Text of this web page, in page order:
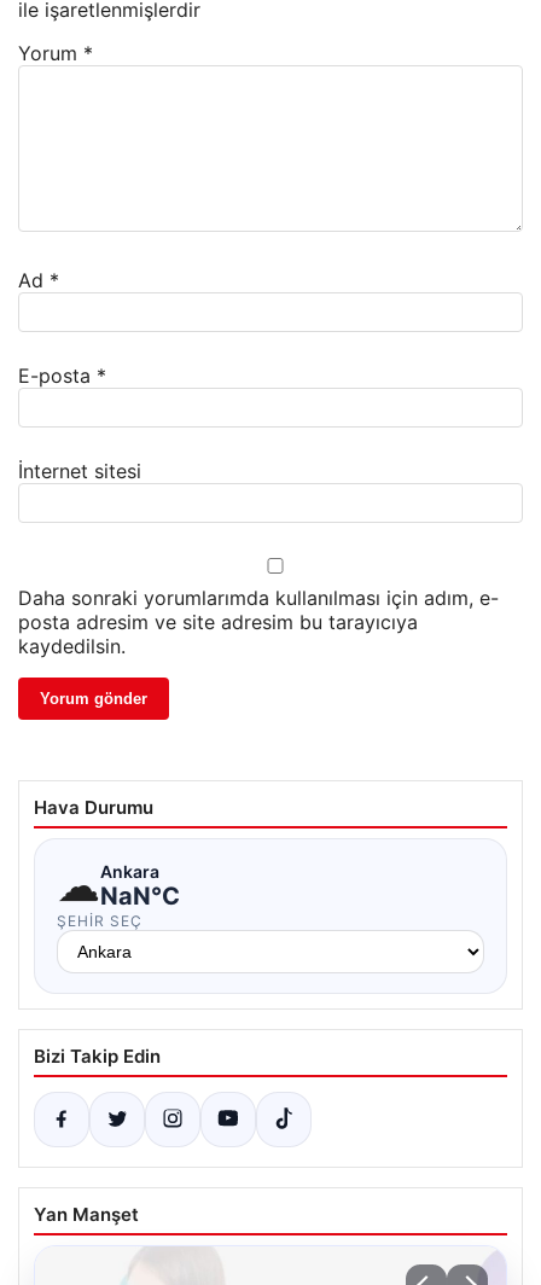
ile işaretlenmişlerdir
Yorum *
Ad *
E-posta *
İnternet sitesi
Daha sonraki yorumlarımda kullanılması için adım, e-
posta adresim ve site adresim bu tarayıcıya
kaydedilsin.
Hava Durumu
☁Ankara
NaN°C
ŞEHIR SEÇ
Bizi Takip Edin
Yan Manşet